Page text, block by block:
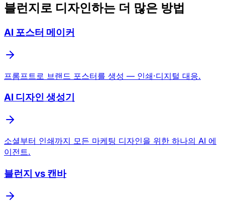
블런지로 디자인하는 더 많은 방법
AI 포스터 메이커
프롬프트로 브랜드 포스터를 생성 — 인쇄·디지털 대응.
AI 디자인 생성기
소셜부터 인쇄까지 모든 마케팅 디자인을 위한 하나의 AI 에
이전트.
블런지 vs 캔바